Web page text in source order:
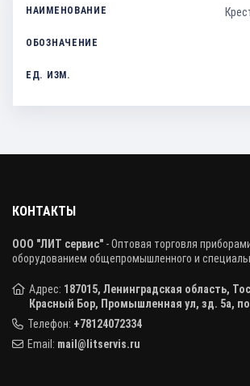
КОНТАКТЫ
ООО "ЛИТ сервис" - Оптовая торговля
оборудованием общепромышленного и
Адрес: 187015, Ленинградская область,
Красный Бор, Промышленная ул, зд. 5а,
Телефон: +78124072334
Email: mail@litservis.ru